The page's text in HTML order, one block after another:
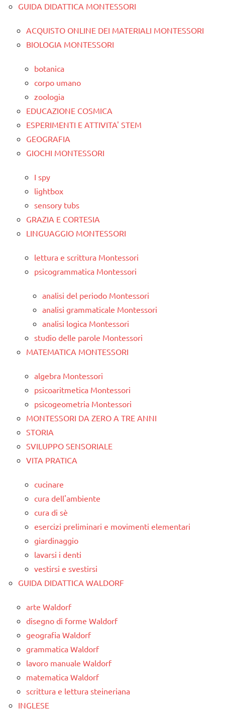
GUIDA DIDATTICA MONTESSORI
ACQUISTO ONLINE DEI MATERIALI MONTESSORI
BIOLOGIA MONTESSORI
botanica
corpo umano
zoologia
EDUCAZIONE COSMICA
ESPERIMENTI E ATTIVITA' STEM
GEOGRAFIA
GIOCHI MONTESSORI
I spy
lightbox
sensory tubs
GRAZIA E CORTESIA
LINGUAGGIO MONTESSORI
lettura e scrittura Montessori
psicogrammatica Montessori
analisi del periodo Montessori
analisi grammaticale Montessori
analisi logica Montessori
studio delle parole Montessori
MATEMATICA MONTESSORI
algebra Montessori
psicoaritmetica Montessori
psicogeometria Montessori
MONTESSORI DA ZERO A TRE ANNI
STORIA
SVILUPPO SENSORIALE
VITA PRATICA
cucinare
cura dell'ambiente
cura di sè
esercizi preliminari e movimenti elementari
giardinaggio
lavarsi i denti
vestirsi e svestirsi
GUIDA DIDATTICA WALDORF
arte Waldorf
disegno di forme Waldorf
geografia Waldorf
grammatica Waldorf
lavoro manuale Waldorf
matematica Waldorf
scrittura e lettura steineriana
INGLESE